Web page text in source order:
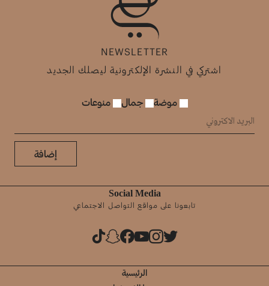
NEWSLETTER
اشتركي في النشرة الإلكترونية ليصلك الجديد
موضة جمال منوعات
إضافة
Social Media
تابعونا على مواقع التواصل الاجتماعي
الرئيسية